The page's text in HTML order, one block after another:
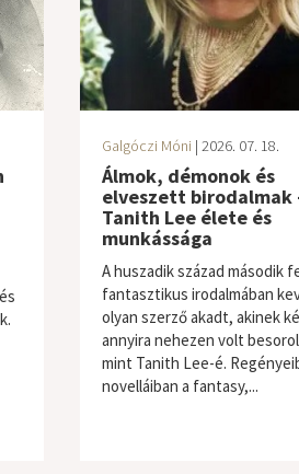
Galgóczi Móni | 2026. 07. 18.
Álmok, démonok és
elveszett birodalmak
Tanith Lee élete és
munkássága
A huszadik század második
fantasztikus irodalmában
olyan szerző akadt, akinek
annyira nehezen volt
mint Tanith Lee-é.
novelláiban a fantasy,...